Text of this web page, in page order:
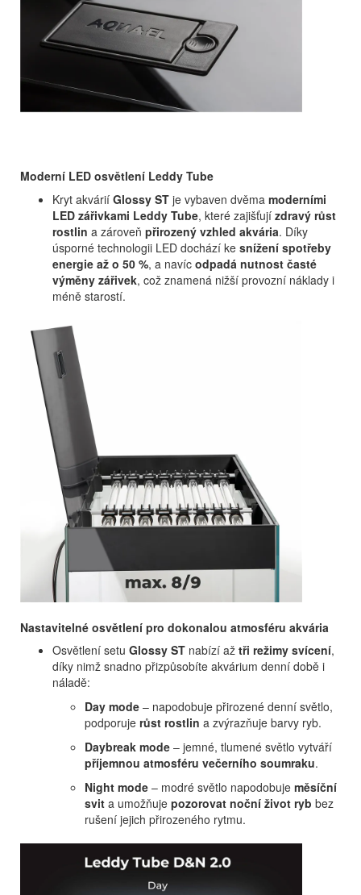
Moderní LED osvětlení Leddy Tube
Kryt akvárií Glossy ST je vybaven dvěma moderními
LED zářivkami Leddy Tube, které zajišťují zdravý růst
rostlin a zároveň přirozený vzhled akvária. Díky
úsporné technologii LED dochází ke snížení spotřeby
energie až o 50 %, a navíc odpadá nutnost časté
výměny zářivek, což znamená nižší provozní náklady i
méně starostí.
Nastavitelné osvětlení pro dokonalou atmosféru akvária
Osvětlení setu Glossy ST nabízí až tři režimy svícení,
díky nimž snadno přizpůsobíte akvárium denní době i
náladě:
Day mode – napodobuje přirozené denní světlo,
podporuje růst rostlin a zvýrazňuje barvy ryb.
Daybreak mode – jemné, tlumené světlo vytváří
příjemnou atmosféru večerního soumraku.
Night mode – modré světlo napodobuje měsíční
svit a umožňuje pozorovat noční život ryb bez
rušení jejich přirozeného rytmu.